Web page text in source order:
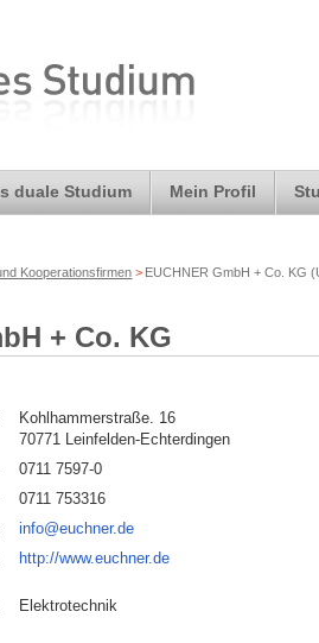
duale Studium Mein Profil
Kooperationsfirmen > EUCHNER GmbH + Co. KG
+ Co. KG
Kohlhammerstraße. 16
70771 Leinfelden-Echterdingen
0711 7597-0
0711 753316
info@euchner.de
http://www.euchner.de
Elektrotechnik